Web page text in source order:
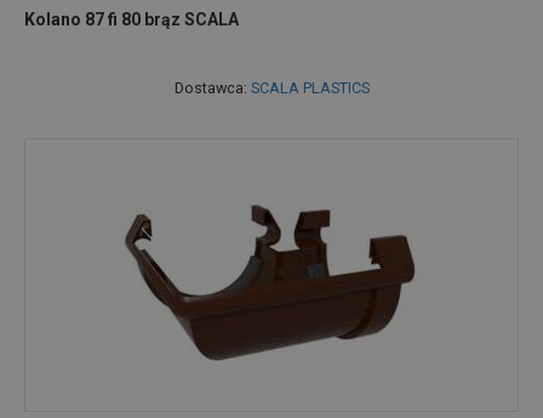
Kolano 87 fi 80 brąz SCALA
Dostawca: SCALA PLASTICS